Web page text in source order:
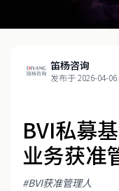
笛杨咨询
发布于 2026-04-06/
BVI私募
业务获准
#BVI获准管理人